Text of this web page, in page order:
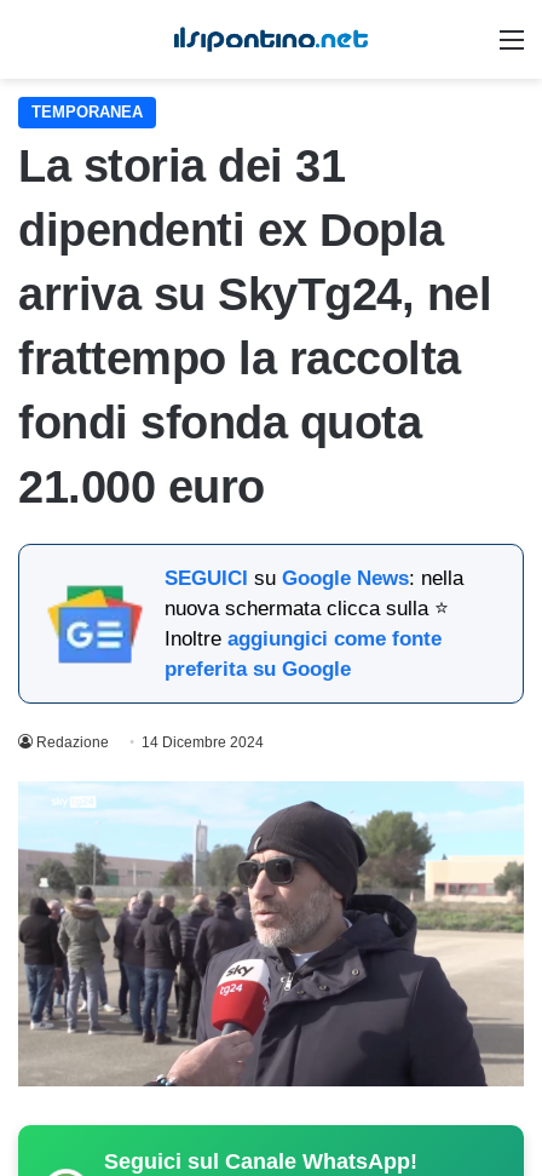
TEMPORANEA
La storia dei 31
dipendenti ex Dopla
arriva su SkyTg24, nel
frattempo la raccolta
fondi sfonda quota
21.000 euro
SEGUICI suGoogle News: nella
nuova schermata clicca sulla ⭐
Inoltreaggiungici come fonte
preferita su Google
Redazione 14 Dicembre 2024
Seguici sul Canale WhatsApp!